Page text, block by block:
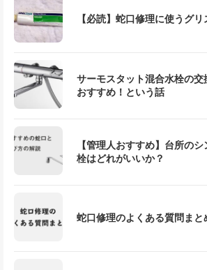
【必読】蛇口修理に使うグ
サーモスタット混合水栓の
おすすめ！という話
【管理人おすすめ】台所の
栓はどれがいいか？
蛇口修理のよくある質問まと